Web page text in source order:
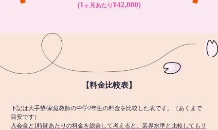
(1 ヶ月あたり¥42,000)
【料金比較表】
下記は大手塾/家庭教師の中学2年生の料金を比較した表です。（あくまで
目安です）
入会金と1時間あたりの料金を総合して考えると、業界水準と比較してもリ